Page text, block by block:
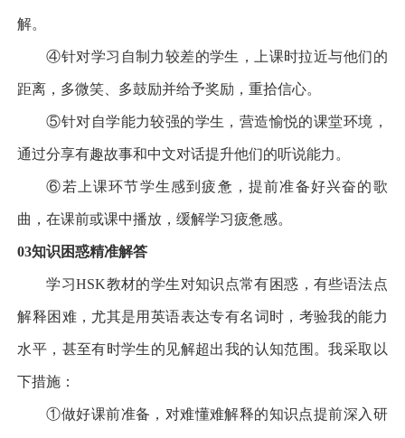
解。
④针对学习自制力较差的学生，上课时拉近与他们的
距离，多微笑、多鼓励并给予奖励，重拾信心。
⑤针对自学能力较强的学生，营造愉悦的课堂环境，
通过分享有趣故事和中文对话提升他们的听说能力。
⑥若上课环节学生感到疲惫，提前准备好兴奋的歌
曲，在课前或课中播放，缓解学习疲惫感。
03知识困惑精准解答
学习HSK教材的学生对知识点常有困惑，有些语法点
解释困难，尤其是用英语表达专有名词时，考验我的能力
水平，甚至有时学生的见解超出我的认知范围。我采取以
下措施：
①做好课前准备，对难懂难解释的知识点提前深入研